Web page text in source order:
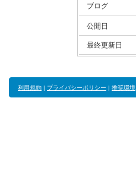
ブログ
公開日
最終更新日
利用規約 | プライバシーポリシー | 推奨環境